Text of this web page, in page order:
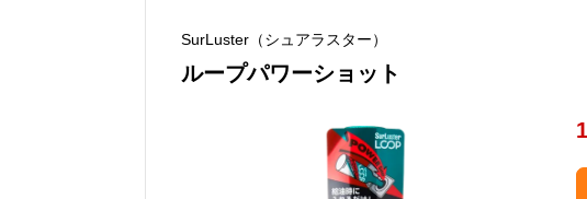
SurLuster（シュアラスター）
ループパワーショット